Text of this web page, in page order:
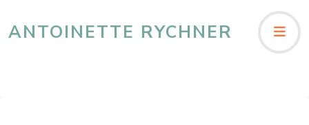
ANTOINETTE RYCHNER